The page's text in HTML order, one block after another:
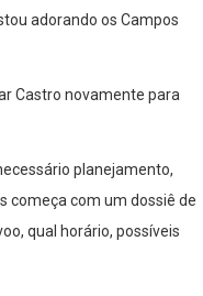
adorando os Campos
Castro novamente para
planejamento,
começa com um dossiê de
qual horário, possíveis